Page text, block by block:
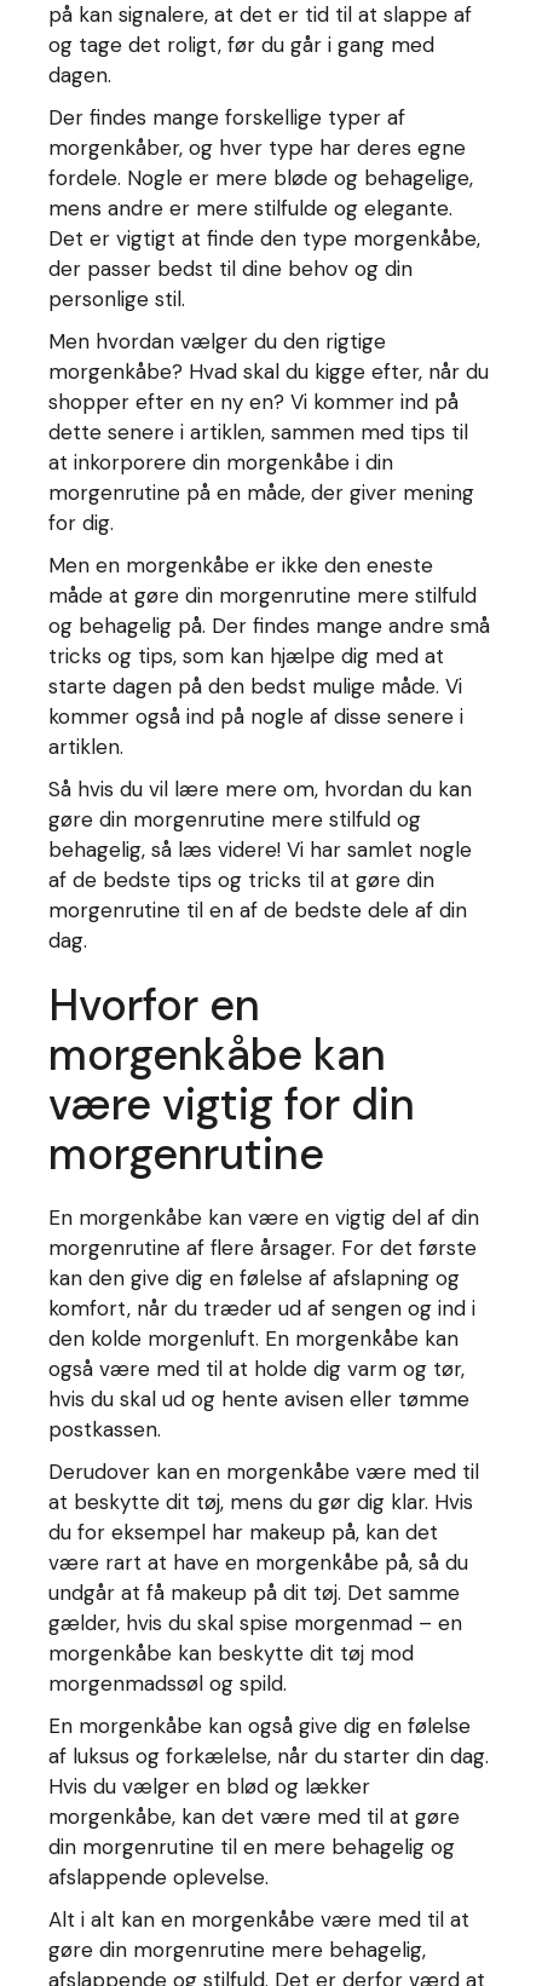
på kan signalere, at det er tid til at slappe af
og tage det roligt, før du går i gang med
dagen.
Der findes mange forskellige typer af
morgenkåber, og hver type har deres egne
fordele. Nogle er mere bløde og behagelige,
mens andre er mere stilfulde og elegante.
Det er vigtigt at finde den type morgenkåbe,
der passer bedst til dine behov og din
personlige stil.
Men hvordan vælger du den rigtige
morgenkåbe? Hvad skal du kigge efter, når du
shopper efter en ny en? Vi kommer ind på
dette senere i artiklen, sammen med tips til
at inkorporere din morgenkåbe i din
morgenrutine på en måde, der giver mening
for dig.
Men en morgenkåbe er ikke den eneste
måde at gøre din morgenrutine mere stilfuld
og behagelig på. Der findes mange andre små
tricks og tips, som kan hjælpe dig med at
starte dagen på den bedst mulige måde. Vi
kommer også ind på nogle af disse senere i
artiklen.
Så hvis du vil lære mere om, hvordan du kan
gøre din morgenrutine mere stilfuld og
behagelig, så læs videre! Vi har samlet nogle
af de bedste tips og tricks til at gøre din
morgenrutine til en af de bedste dele af din
dag.
Hvorfor en
morgenkåbe kan
være vigtig for din
morgenrutine
En morgenkåbe kan være en vigtig del af din
morgenrutine af flere årsager. For det første
kan den give dig en følelse af afslapning og
komfort, når du træder ud af sengen og ind i
den kolde morgenluft. En morgenkåbe kan
også være med til at holde dig varm og tør,
hvis du skal ud og hente avisen eller tømme
postkassen.
Derudover kan en morgenkåbe være med til
at beskytte dit tøj, mens du gør dig klar. Hvis
du for eksempel har makeup på, kan det
være rart at have en morgenkåbe på, så du
undgår at få makeup på dit tøj. Det samme
gælder, hvis du skal spise morgenmad – en
morgenkåbe kan beskytte dit tøj mod
morgenmadssøl og spild.
En morgenkåbe kan også give dig en følelse
af luksus og forkælelse, når du starter din dag.
Hvis du vælger en blød og lækker
morgenkåbe, kan det være med til at gøre
din morgenrutine til en mere behagelig og
afslappende oplevelse.
Alt i alt kan en morgenkåbe være med til at
gøre din morgenrutine mere behagelig,
afslappende og stilfuld. Det er derfor værd at